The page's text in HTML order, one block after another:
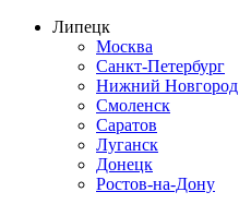
Липецк
Москва
Санкт-Петербург
Нижний Новгород
Смоленск
Саратов
Луганск
Донецк
Ростов-на-Дону